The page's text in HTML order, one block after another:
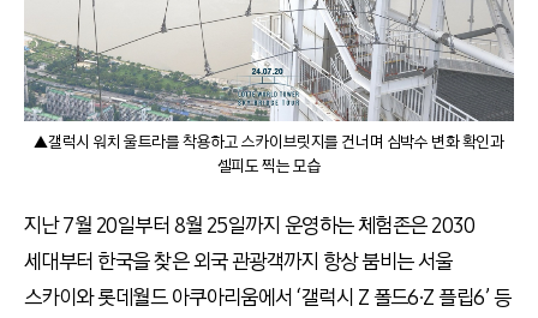
▲갤럭시 워치 울트라를 착용하고 스카이브릿지를 건너며 심박수 변화 확인과
셀피도 찍는 모습
지난 7월 20일부터 8월 25일까지 운영하는 체험존은 2030
세대부터 한국을 찾은 외국 관광객까지 항상 붐비는 서울
스카이와 롯데월드 아쿠아리움에서 ‘갤럭시 Z 폴드6∙Z 플립6’ 등